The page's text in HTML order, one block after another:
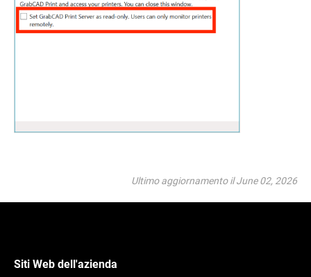
Ultimo aggiornamento il June 02, 2026
Siti Web dell'azienda